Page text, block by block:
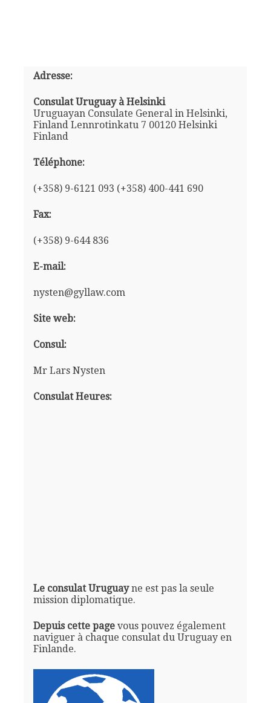
Adresse:
Consulat Uruguay à Helsinki
Uruguayan Consulate General in Helsinki,
Finland Lennrotinkatu 7 00120 Helsinki
Finland
Téléphone:
(+358) 9-6121 093 (+358) 400-441 690
Fax:
(+358) 9-644 836
E-mail:
nysten@gyllaw.com
Site web:
Consul:
Mr Lars Nysten
Consulat Heures:
Le consulat Uruguayne est pas la seule
mission diplomatique.
Depuis cette pagevous pouvez également
naviguer à chaque consulat du Uruguay en
Finlande.